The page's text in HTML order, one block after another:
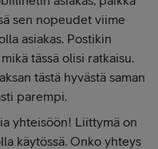
sen nopeudet viime
asiakas. Postikin
tässä olisi ratkaisu.
tästä hyvästä saman
parempi.
yhteisöön! Liittymä on
käytössä. Onko yhteys